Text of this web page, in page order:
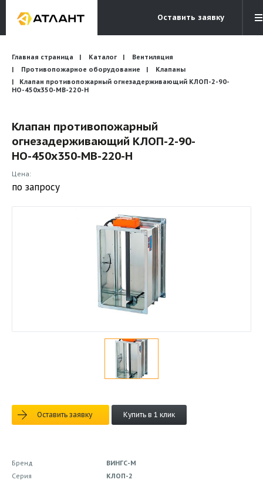
Оставить заявку
Электронная почта
info@atlantcompany.ru
Бесплатный звонок
8 (495) 532-45-07
Бренды
Каталоги
Бланки запросов
Главная страница Каталог
Вентиляция
Противопожарное оборудование
Клапаны
Клапан противопожарный огнезадерживающий КЛОП-2-90-
НО-450х350-МВ-220-Н
Клапан противопожарный
огнезадерживающий КЛОП-2-90-
НО-450х350-МВ-220-Н
Цена:
по запросу
Оставить заявку Купить в 1 клик
Бренд
ВИНГС-М
Серия
КЛОП-2